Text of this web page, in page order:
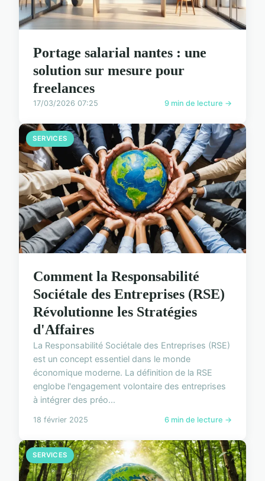
Portage salarial nantes : une
solution sur mesure pour
freelances
17/03/2026 07:25 9 min de lecture →
SERVICES
Comment la Responsabilité
Sociétale des Entreprises (RSE)
Révolutionne les Stratégies
d'Affaires
La Responsabilité Sociétale des Entreprises (RSE)
est un concept essentiel dans le monde
économique moderne. La définition de la RSE
englobe l'engagement volontaire des entreprises
à intégrer des préo...
18 février 2025 6 min de lecture →
SERVICES